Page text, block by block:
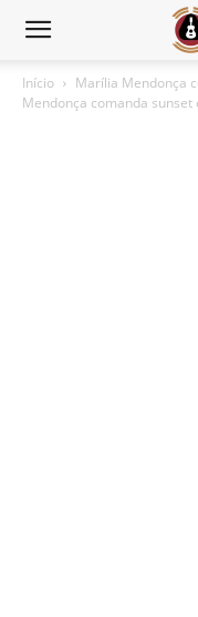
Início Marília Mendonça
Mendonça comanda sunset